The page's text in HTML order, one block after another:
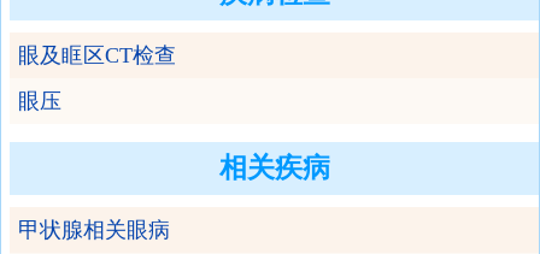
眼及眶区CT检查
眼压
相关疾病
甲状腺相关眼病